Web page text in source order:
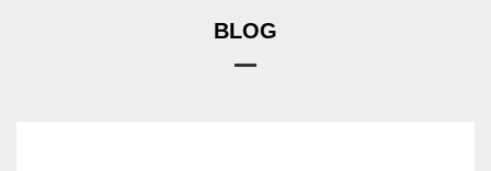
Hồ sơ năng lực
BLOG